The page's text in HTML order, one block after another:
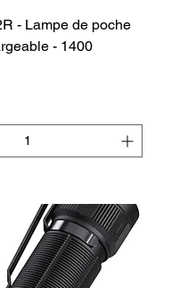
- Lampe de poche
- 1400